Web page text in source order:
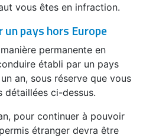
vous êtes en infraction.
pays hors Europe
permanente en
établi par un pays
an, sous réserve que vous
détaillées ci-dessus.
pour continuer à pouvoir
étranger devra être